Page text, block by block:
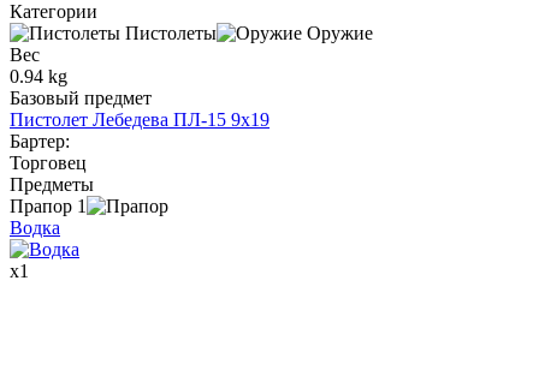
Категории
Пистолеты
Оружие
Вес
0.94 kg
Базовый предмет
Пистолет Лебедева ПЛ-15 9x19
Бартер:
Торговец
Предметы
Прапор 1
Водка
x1